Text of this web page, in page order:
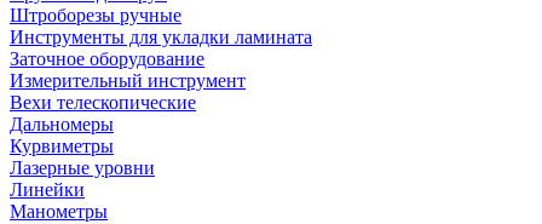
Штроборезы ручные
Инструменты для укладки ламината
Заточное оборудование
Измерительный инструмент
Вехи телескопические
Дальномеры
Курвиметры
Лазерные уровни
Линейки
Манометры